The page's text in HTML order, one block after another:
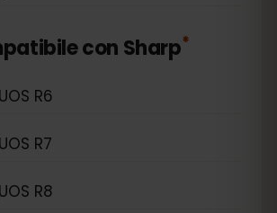
con Sharp*
R6
R7
R8